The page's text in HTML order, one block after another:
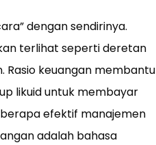
dengan sendirinya.
terlihat seperti deretan
Rasio keuangan membantu
likuid untuk membayar
efektif manajemen
adalah bahasa